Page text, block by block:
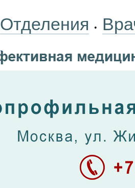
Отделения •